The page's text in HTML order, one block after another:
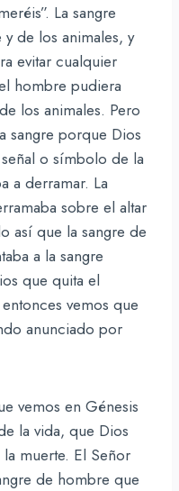
La sangre
de los animales, y
evitar cualquier
hombre pudiera
los animales. Pero
sangre porque Dios
o símbolo de la
a derramar. La
sobre el altar
así que la sangre de
a la sangre
que quita el
vemos que
anunciado por
vemos en Génesis
la vida, que Dios
muerte. El Señor
de hombre que